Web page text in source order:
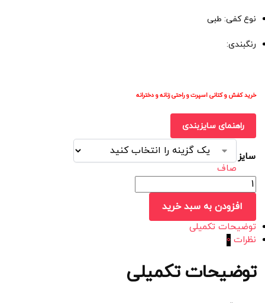
نوع کفی: طبی
رنگبندی:
خرید کفش و کتانی اسپرت و راحتی زنانه و دخترانه
راهنمای سایزبندی
سایز
صاف
افزودن به سبد خرید
توضیحات تکمیلی
نظرات 0
توضیحات تکمیلی